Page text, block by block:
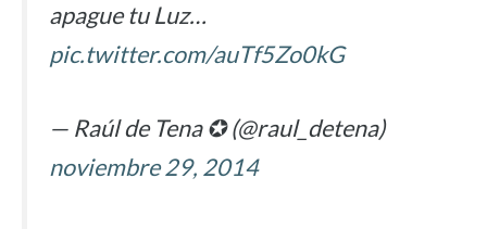
apague tu Luz…
pic.twitter.com/auTf5Zo0kG
— Raúl de Tena ✪ (@raul_detena)
noviembre 29, 2014